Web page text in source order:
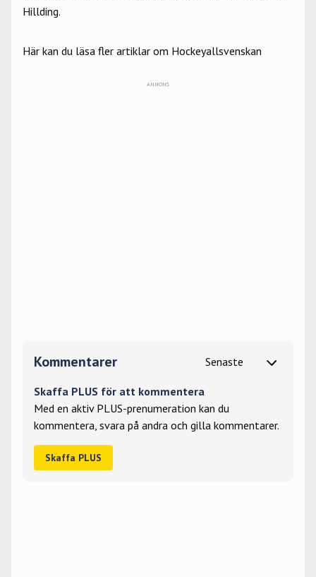
Hillding.
Här kan du läsa fler artiklar om Hockeyallsvenskan
Kommentarer
Skaffa PLUS för att kommentera
Med en aktiv PLUS-prenumeration kan du
kommentera, svara på andra och gilla kommentarer.
Skaffa PLUS